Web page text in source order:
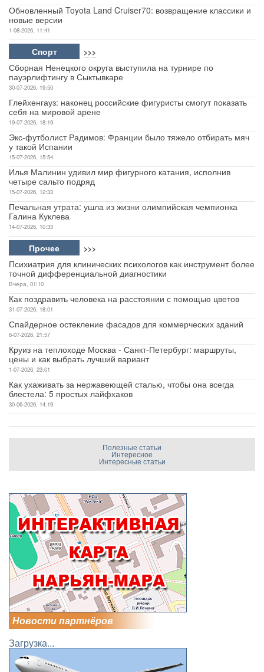
Обновленный Toyota Land Cruiser70: возвращение классики и
новые версии
1-08-2026, 11:41
Спорт >>>
Сборная Ненецкого округа выступила на турнире по
пауэрлифтингу в Сыктывкаре
30-07-2026, 19:50
Глейхенгауз: наконец российские фигуристы смогут показать
себя на мировой арене
19-07-2026, 18:19
Экс-футболист Радимов: Франции было тяжело отбирать мяч
у такой Испании
15-07-2026, 15:54
Илья Малинин удивил мир фигурного катания, исполнив
четыре сальто подряд
15-07-2026, 12:33
Печальная утрата: ушла из жизни олимпийская чемпионка
Галина Куклева
14-07-2026, 10:33
Прочее >>>
Психиатрия для клинических психологов как инструмент более
точной дифференциальной диагностики
Вчера, 01:10
Как поздравить человека на расстоянии с помощью цветов
31-07-2026, 18:01
Спайдерное остекление фасадов для коммерческих зданий
6-07-2026, 21:57
Круиз на теплоходе Москва - Санкт-Петербург: маршруты,
цены и как выбрать лучший вариант
1-07-2026, 23:01
Как ухаживать за нержавеющей сталью, чтобы она всегда
блестела: 5 простых лайфхаков
30-06-2026, 14:19
Полезные статьи
Интересное
Интересные статьи
Новости партнёров
Загрузка...